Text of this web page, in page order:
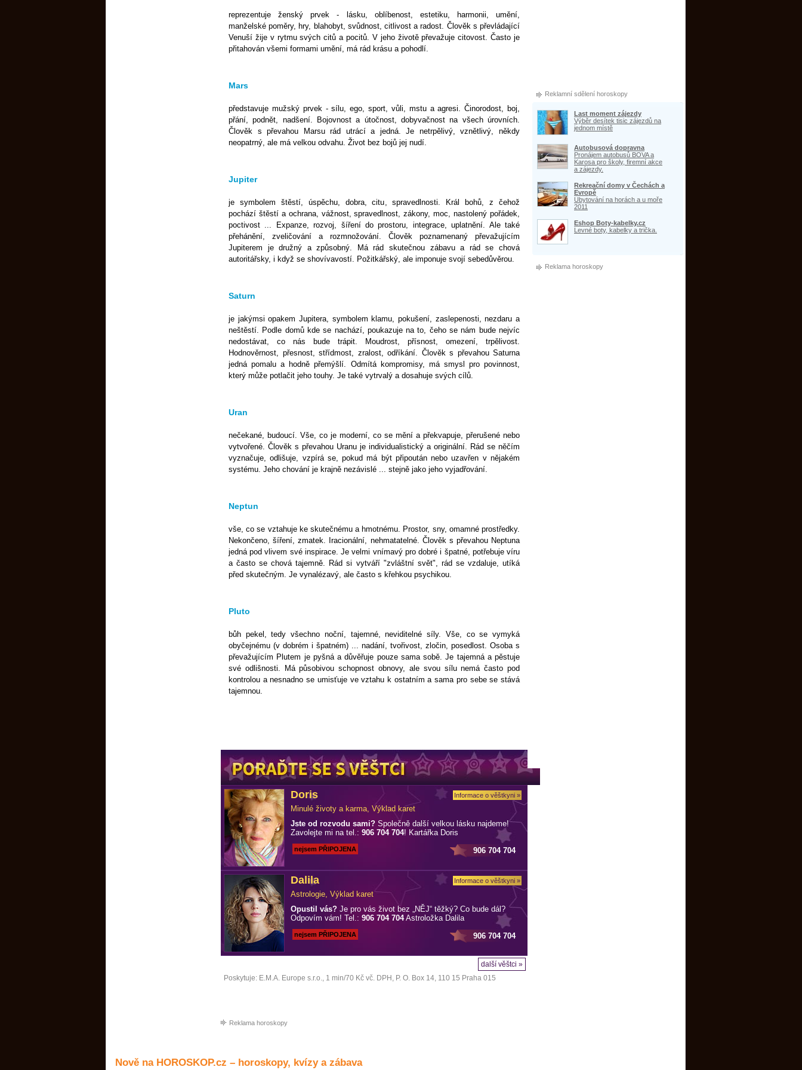
reprezentuje ženský prvek - lásku, oblíbenost, estetiku, harmonii, umění,
manželské poměry, hry, blahobyt, svůdnost, citlivost a radost. Člověk s převládající
Venuší žije v rytmu svých citů a pocitů. V jeho životě převažuje citovost. Často je
přitahován všemi formami umění, má rád krásu a pohodlí.
Mars
představuje mužský prvek - sílu, ego, sport, vůli, mstu a agresi. Činorodost, boj,
přání, podnět, nadšení. Bojovnost a útočnost, dobyvačnost na všech úrovních.
Člověk s převahou Marsu rád utrácí a jedná. Je netrpělivý, vznětlivý, někdy
neopatrný, ale má velkou odvahu. Život bez bojů jej nudí.
Jupiter
je symbolem štěstí, úspěchu, dobra, citu, spravedlnosti. Král bohů, z čehož
pochází štěstí a ochrana, vážnost, spravedlnost, zákony, moc, nastolený pořádek,
poctivost ... Expanze, rozvoj, šíření do prostoru, integrace, uplatnění. Ale také
přehánění, zveličování a rozmnožování. Člověk poznamenaný převažujícím
Jupiterem je družný a způsobný. Má rád skutečnou zábavu a rád se chová
autoritářsky, i když se shovívavostí. Požitkářský, ale imponuje svojí sebedůvěrou.
Saturn
je jakýmsi opakem Jupitera, symbolem klamu, pokušení, zaslepenosti, nezdaru a
neštěstí. Podle domů kde se nachází, poukazuje na to, čeho se nám bude nejvíc
nedostávat, co nás bude trápit. Moudrost, přísnost, omezení, trpělivost.
Hodnověrnost, přesnost, střídmost, zralost, odříkání. Člověk s převahou Saturna
jedná pomalu a hodně přemýšlí. Odmítá kompromisy, má smysl pro povinnost,
který může potlačit jeho touhy. Je také vytrvalý a dosahuje svých cílů.
Uran
nečekané, budoucí. Vše, co je moderní, co se mění a překvapuje, přerušené nebo
vytvořené. Člověk s převahou Uranu je individualistický a originální. Rád se něčím
vyznačuje, odlišuje, vzpírá se, pokud má být připoután nebo uzavřen v nějakém
systému. Jeho chování je krajně nezávislé ... stejně jako jeho vyjadřování.
Neptun
vše, co se vztahuje ke skutečnému a hmotnému. Prostor, sny, omamné prostředky.
Nekončeno, šíření, zmatek. Iracionální, nehmatatelné. Člověk s převahou Neptuna
jedná pod vlivem své inspirace. Je velmi vnímavý pro dobré i špatné, potřebuje víru
a často se chová tajemně. Rád si vytváří "zvláštní svět", rád se vzdaluje, utíká
před skutečným. Je vynalézavý, ale často s křehkou psychikou.
Pluto
bůh pekel, tedy všechno noční, tajemné, neviditelné síly. Vše, co se vymyká
obyčejnému (v dobrém i špatném) ... nadání, tvořivost, zločin, posedlost. Osoba s
převažujícím Plutem je pyšná a důvěřuje pouze sama sobě. Je tajemná a pěstuje
své odlišnosti. Má působivou schopnost obnovy, ale svou sílu nemá často pod
kontrolou a nesnadno se umisťuje ve vztahu k ostatním a sama pro sebe se stává
tajemnou.
Doris
Minulé životy a karma, Výklad karet
Informace o věštkyni »
Jste od rozvodu sami? Společně další velkou lásku najdeme!
Zavolejte mi na tel.: 906 704 704! Kartářka Doris
nejsem PŘIPOJENA 906 704 704
Dalila
Astrologie, Výklad karet
Informace o věštkyni »
Opustil vás? Je pro vás život bez „NĚJ“ těžký? Co bude dál?
Odpovím vám! Tel.: 906 704 704Astroložka Dalila
nejsem PŘIPOJENA 906 704 704
další věštci »
Poskytuje: E.M.A. Europe s.r.o., 1 min/70 Kč vč. DPH, P. O. Box 14, 110 15 Praha 015
Reklama horoskopy
Reklamní sdělení horoskopy
Last moment zájezdy
Výběr desítek tisic zájezdů na
jednom místě
Autobusová dopravna
Pronájem autobusů BOVA a
Karosa pro školy, firemní akce
a zájezdy.
Rekreační domy v Čechách a
Evropě
Ubytování na horách a u moře
2011
Eshop Boty-kabelky.cz
Levné boty, kabelky a trička.
Reklama horoskopy
Nově na HOROSKOP.cz – horoskopy, kvízy a zábava